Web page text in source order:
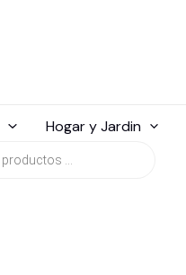
Hogar y Jardin